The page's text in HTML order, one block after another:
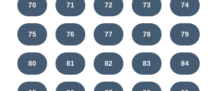
70 71 72 73 74
75 76 77 78 79
80 81 82 83 84